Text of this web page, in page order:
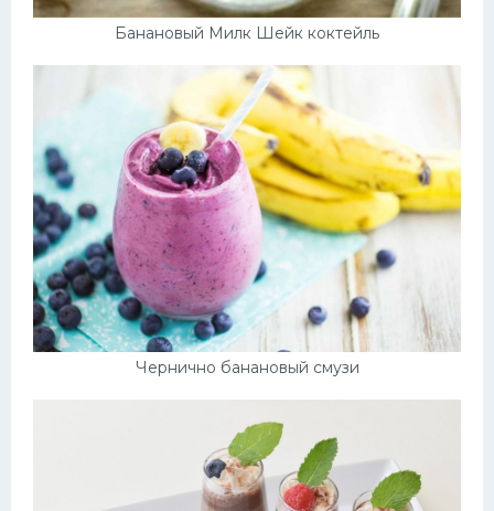
Банановый Милк Шейк коктейль
Чернично банановый смузи